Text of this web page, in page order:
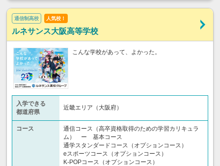
通信制高校 人気校！
ルネサンス大阪高等学校
こんな学校があって、よかった。
入学できる
都道府県
近畿エリア（大阪府）
コース
通信コース（高卒資格取得のための学習カリキュラ
ム） ー 基本コース
通学スタンダードコース（オプションコース）
eスポーツコース（オプションコース）
K-POPコース（オプションコース）